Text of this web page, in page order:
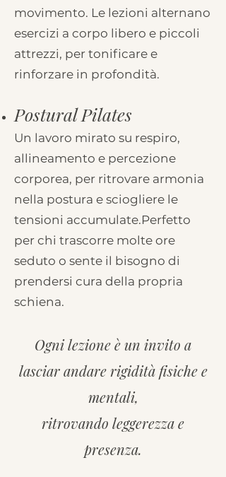
movimento. Le lezioni alternano
esercizi a corpo libero e piccoli
attrezzi, per tonificare e
rinforzare in profondità.
Postural Pilates
Un lavoro mirato su respiro,
allineamento e percezione
corporea, per ritrovare armonia
nella postura e sciogliere le
tensioni accumulate.Perfetto
per chi trascorre molte ore
seduto o sente il bisogno di
prendersi cura della propria
schiena.
Ogni lezione è un invito a
lasciar andare rigidità fisiche e
mentali,
ritrovando leggerezza e
presenza.